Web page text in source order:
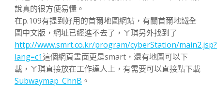
說真的很方便易懂。
在p.109有提到好用的首爾地圖網站，有關首爾地鐵全
圖中文版，網址已經進不去了，ㄚ琪另外找到了
http://www.smrt.co.kr/program/cyberStation/main2.jsp?
lang=c1這個網頁畫面更是smart，還有地圖可以下
載，ㄚ琪直接放在工作達人上，有需要可以直接點下載
Subwaymap_ChnB 。